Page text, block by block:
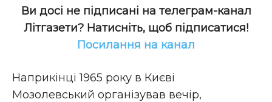
Ви досі не підписані на телеграм-канал
Літгазети? Натисніть, щоб підписатися!
Посилання на канал
Наприкінці 1965 року в Києві
Мозолевський організував вечір,